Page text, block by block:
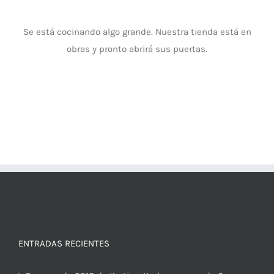
Se está cocinando algo grande. Nuestra tienda está en
obras y pronto abrirá sus puertas.
ENTRADAS RECIENTES